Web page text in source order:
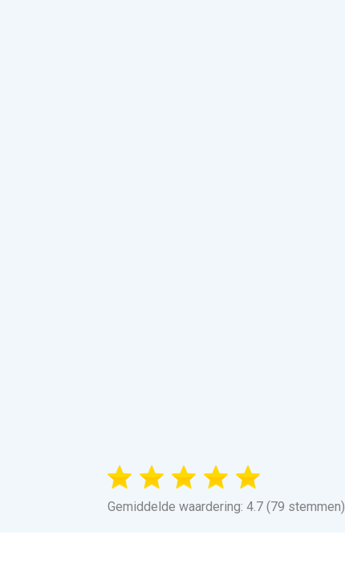
Gemiddelde waardering: 4.7 (79 stemmen)